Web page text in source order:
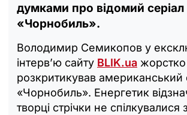
думками про відомий серіал
«Чорнобиль».
Володимир Семикопов у
інтерв’ю сайту BLIK.ua жорстко
розкритикував американський
«Чорнобиль». Енергетик
творці стрічки не спілкувалися